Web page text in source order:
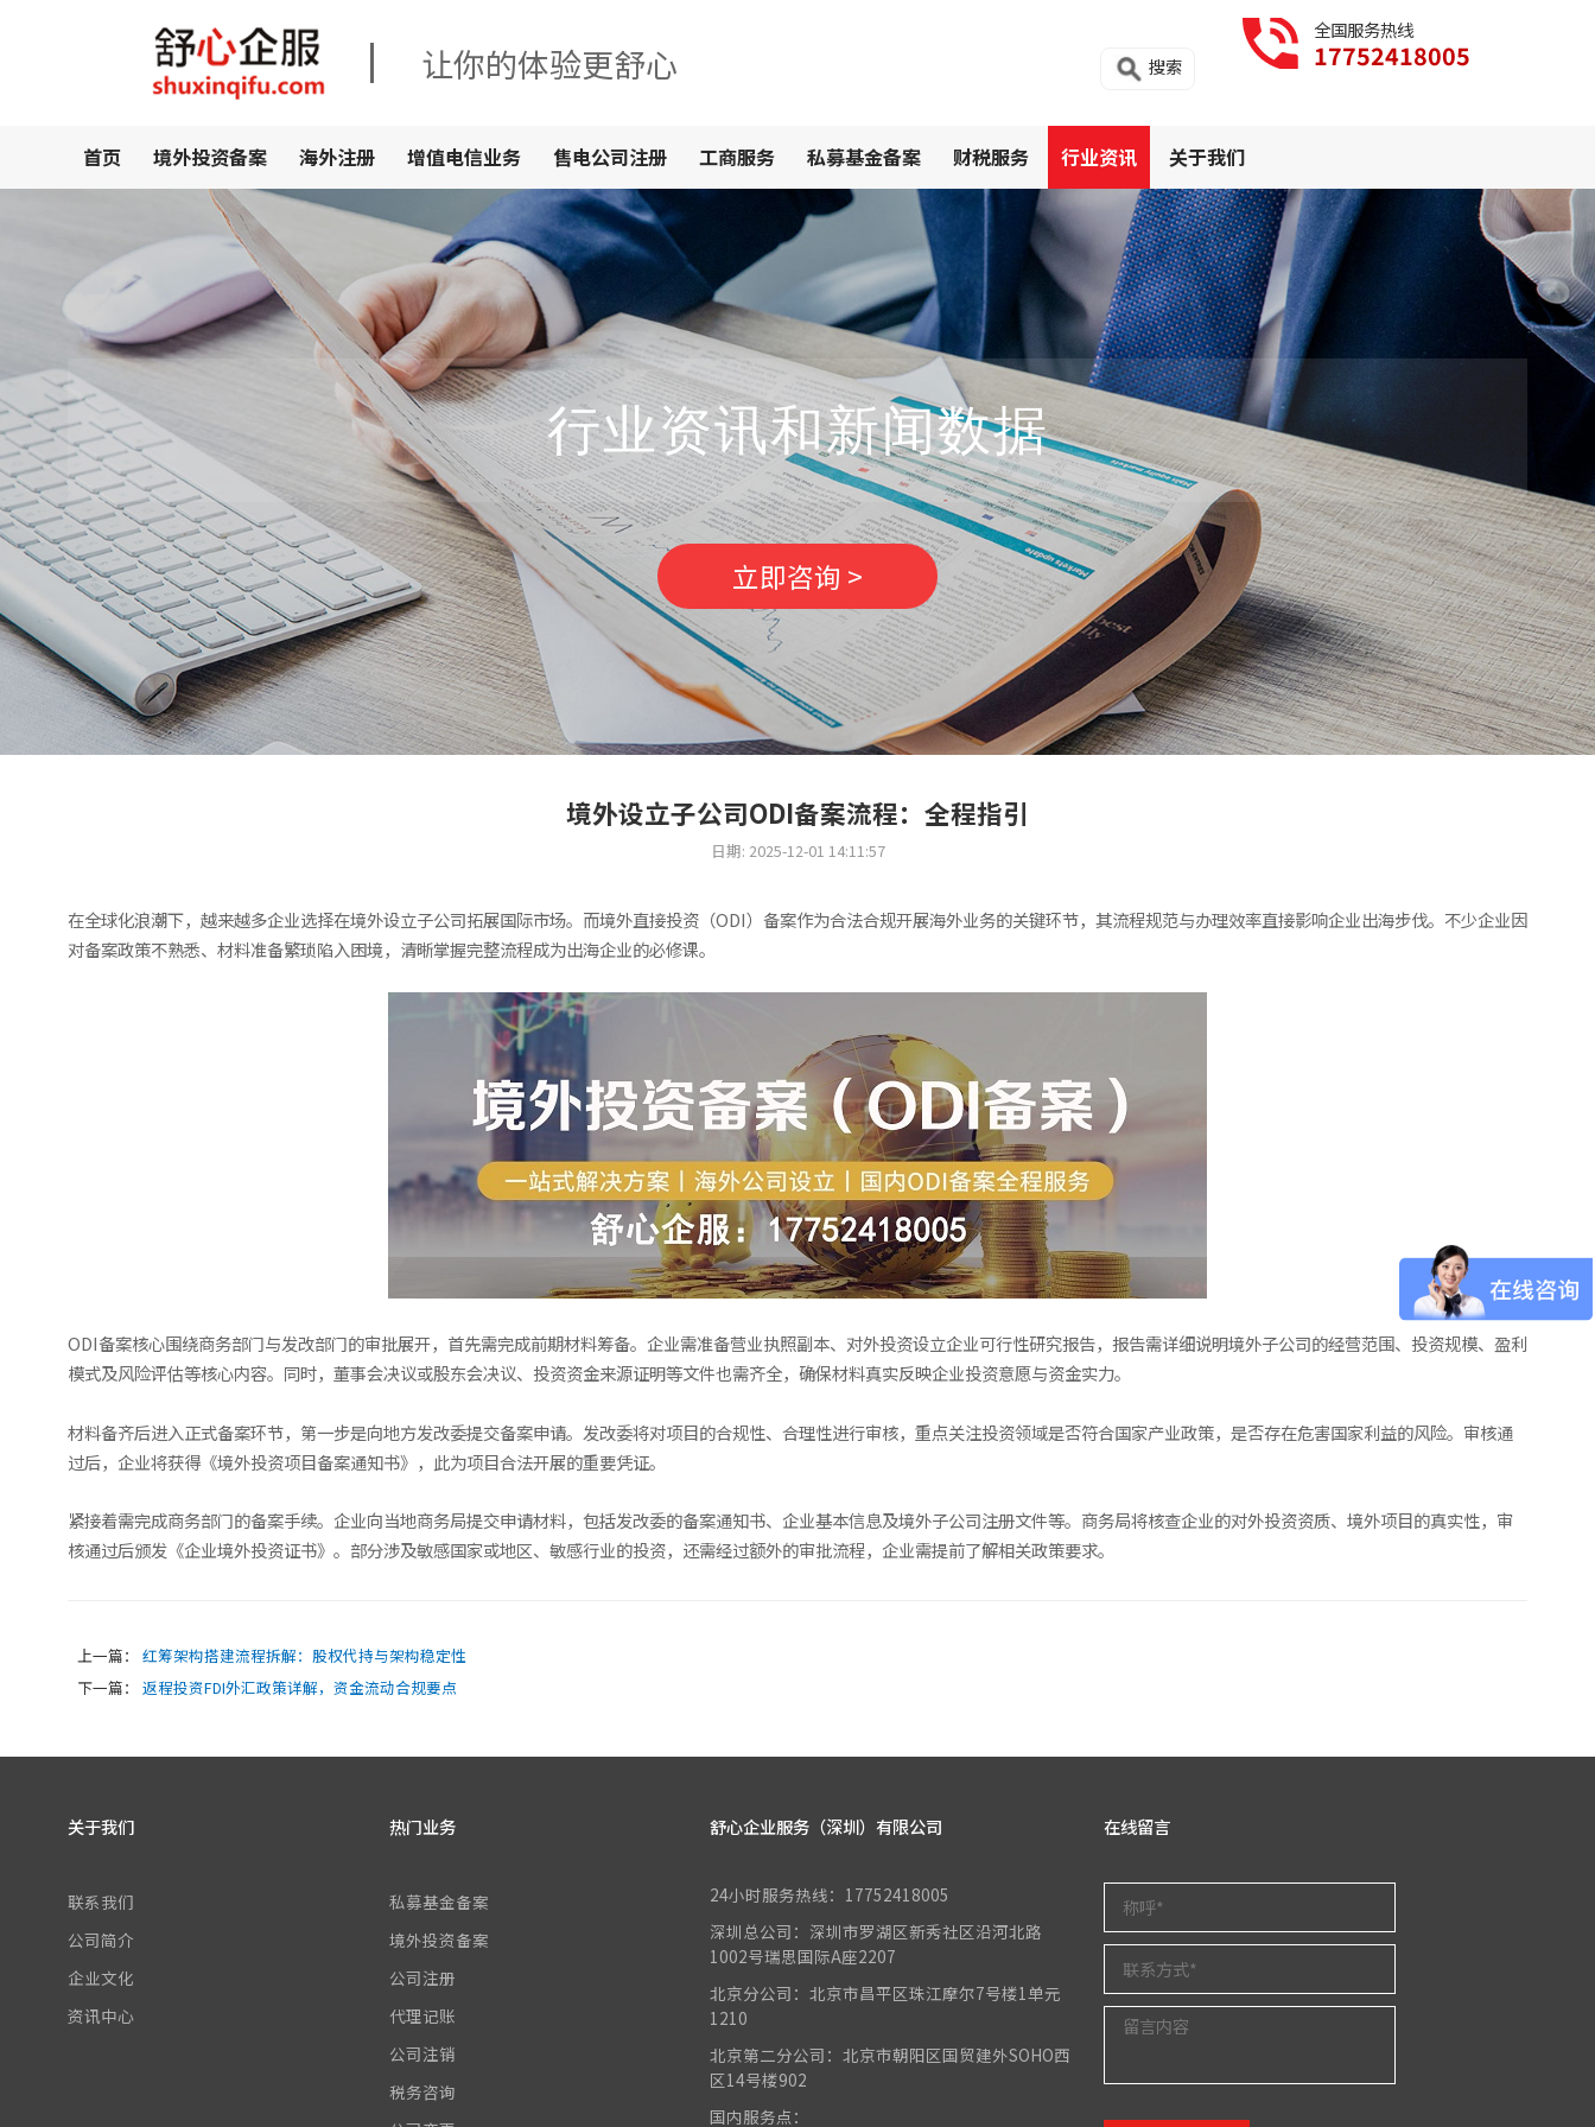
让你的体验更舒心
全国服务热线
17752418005
搜索
首页 境外投资备案 海外注册 增值电信业务 售电公司注册 工商服务 私募基金备案 财税服务 行业资讯 关于我们
行业资讯和新闻数据
立即咨询 >
境外设立子公司ODI备案流程：全程指引
日期: 2025-12-01 14:11:57
在全球化浪潮下，越来越多企业选择在境外设立子公司拓展国际市场。而境外直接投资（ODI）备案作为合法合规开展海外业务的关键环节，其流程规范与办理效率直接影响企业出海步伐。不少企业因
对备案政策不熟悉、材料准备繁琐陷入困境，清晰掌握完整流程成为出海企业的必修课。
ODI备案核心围绕商务部门与发改部门的审批展开，首先需完成前期材料筹备。企业需准备营业执照副本、对外投资设立企业可行性研究报告，报告需详细说明境外子公司的经营范围、投资规模、盈利
模式及风险评估等核心内容。同时，董事会决议或股东会决议、投资资金来源证明等文件也需齐全，确保材料真实反映企业投资意愿与资金实力。
材料备齐后进入正式备案环节，第一步是向地方发改委提交备案申请。发改委将对项目的合规性、合理性进行审核，重点关注投资领域是否符合国家产业政策，是否存在危害国家利益的风险。审核通
过后，企业将获得《境外投资项目备案通知书》，此为项目合法开展的重要凭证。
紧接着需完成商务部门的备案手续。企业向当地商务局提交申请材料，包括发改委的备案通知书、企业基本信息及境外子公司注册文件等。商务局将核查企业的对外投资资质、境外项目的真实性，审
核通过后颁发《企业境外投资证书》。部分涉及敏感国家或地区、敏感行业的投资，还需经过额外的审批流程，企业需提前了解相关政策要求。
上一篇：
红筹架构搭建流程拆解：股权代持与架构稳定性
下一篇：
返程投资FDI外汇政策详解，资金流动合规要点
关于我们
联系我们
公司简介
企业文化
资讯中心
热门业务
私募基金备案
境外投资备案
公司注册
代理记账
公司注销
税务咨询
舒心企业服务（深圳）有限公司
24小时服务热线：17752418005
深圳总公司：深圳市罗湖区新秀社区沿河北路
1002号瑞思国际A座2207
北京分公司：北京市昌平区珠江摩尔7号楼1单元
1210
北京第二分公司：北京市朝阳区国贸建外SOHO西
区14号楼902
国内服务点：
在线留言